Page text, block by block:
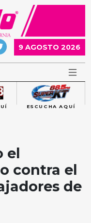
9 AGOSTO 2026
ESCUCHA AQUÍ
el
contra el
de